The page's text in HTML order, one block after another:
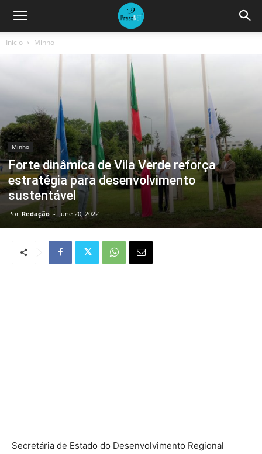
Início Minho
Minho
Forte dinâmica de Vila Verde reforça
estratégia para desenvolvimento
sustentável
Por Redação - June 20, 2022
Secretária de Estado do Desenvolvimento Regional